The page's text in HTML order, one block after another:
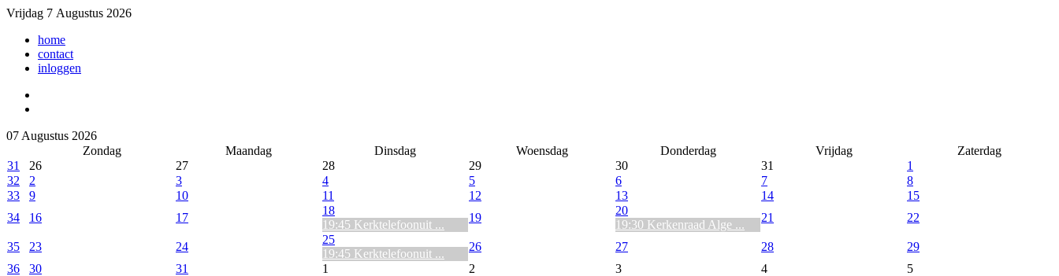
Vrijdag 7 Augustus 2026
home
contact
inloggen
07 Augustus 2026
Zondag
Maandag Dinsdag Woensdag Donderdag Vrijdag
Zaterdag
31
26 27 28 29 30 31
1
32
2 3 4 5 6 7
8
33
9 10 11 12 13 14
15
34
16 17
18
19:45 Kerktelefoonuit ...
19
20
19:30 Kerkenraad Alge ...
21 22
35 23 24
25
19:45 Kerktelefoonuit ...
26 27 28
29
36
30 31 1 2 3 4
5